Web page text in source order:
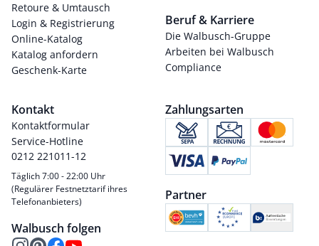
Retoure & Umtausch
Login & Registrierung
Online-Katalog
Katalog anfordern
Geschenk-Karte
Beruf & Karriere
Die Walbusch-Gruppe
Arbeiten bei Walbusch
Compliance
Kontakt
Kontaktformular
Service-Hotline
0212 221011-12
Täglich 7:00 - 22:00 Uhr
(Regulärer Festnetztarif ihres
Telefonanbieters)
Walbusch folgen
Zahlungsarten
Partner